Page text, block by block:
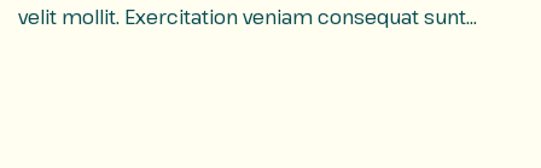
velit mollit. Exercitation veniam consequat sunt